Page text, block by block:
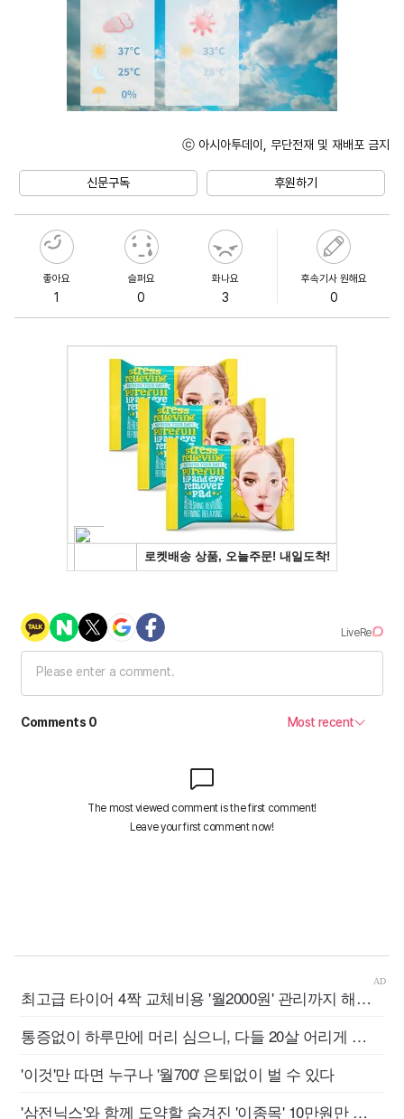
ⓒ 아시아투데이, 무단전재 및 재배포 금지
신문구독 후원하기
좋아요
1
슬퍼요
0
화나요
3
후속기사 원해요
0